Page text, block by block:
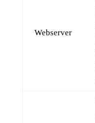
Webserver